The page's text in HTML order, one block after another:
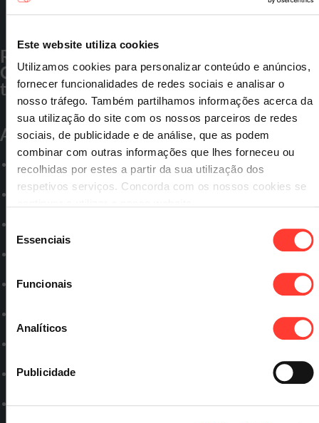
Este website utiliza cookies
Utilizamos cookies para personalizar conteúdo e anúncios,
fornecer funcionalidades de redes sociais e analisar o
nosso tráfego. Também partilhamos informações acerca da
sua utilização do site com os nossos parceiros de redes
sociais, de publicidade e de análise, que as podem
combinar com outras informações que lhes forneceu ou
recolhidas por estes a partir da sua utilização dos
respetivos serviços. Concorda com os nossos cookies se
Seleção
consentimento
Essenciais
Funcionais
Analíticos
Publicidade
Recent
Commen
ts
Archives
Junho
Maio
2020
Fevereiro
2020
Novembro
Outubro